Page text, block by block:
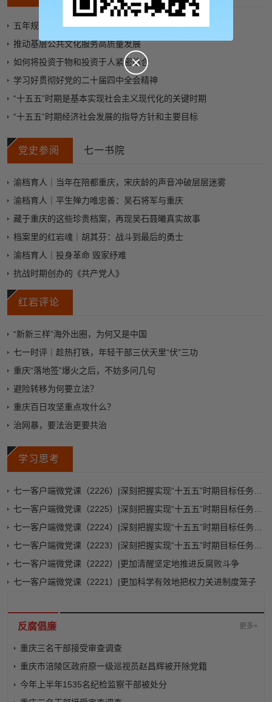
五年规划如何“塑造”中国
推动基层公共文化服务高质量发展
如何将投资于物和投资于人紧密结合
学习好贯彻好党的二十届四中全会精神
“十五五”时期是基本实现社会主义现代化的关键时期
“十五五”时期经济社会发展的指导方针和主要目标
党史参阅 七一书院
渝档育人｜当年在陪都重庆，宋庆龄的声音冲破层层迷雾
渝档育人｜平生殚力唯忠善：吴石将军与重庆
藏于重庆的这些珍贵档案，再现吴石聂曦真实故事
档案里的红岩魂｜胡其芬：战斗到最后的勇士
渝档育人｜投身革命 毁家纾难
抗战时期创办的《共产党人》
红岩评论
“新新三样”海外出圈，为何又是中国
七一时评｜趁热打铁，年轻干部三伏天里“伏”三功
重庆“落地签”爆火之后，不妨多问几句
避险转移为何要立法？
重庆百日攻坚重点攻什么？
治网暴，要法治更要共治
学习思考
七一客户端微党课（2222）|更加清醒坚定地推进反腐败斗争
七一客户端微党课（2221）|更加科学有效地把权力关进制度笼子
反腐倡廉 更多+
重庆三名干部接受审查调查
重庆市涪陵区政府原一级巡视员赵昌辉被开除党籍
今年上半年1535名纪检监察干部被处分